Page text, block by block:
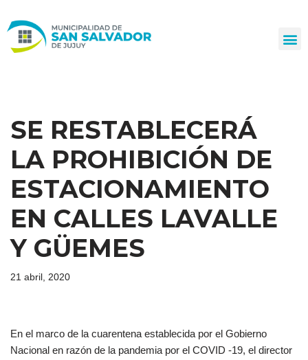
al
SE RESTABLECERÁ
LA PROHIBICIÓN DE
ESTACIONAMIENTO
EN CALLES LAVALLE
Y GÜEMES
21 abril, 2020
En el marco de la cuarentena establecida por el Gobierno
Nacional en razón de la pandemia por el COVID -19, el director